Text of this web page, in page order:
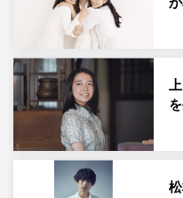
ちん』の藤本有紀がラジ
ャズ・時代劇を題材に書
石萌音・深津絵里・川栄
ンをつなぎ、戦前から戦
いくヒロインを演じる。
今回解禁されたメインビ
ーマに、親子3世代の時